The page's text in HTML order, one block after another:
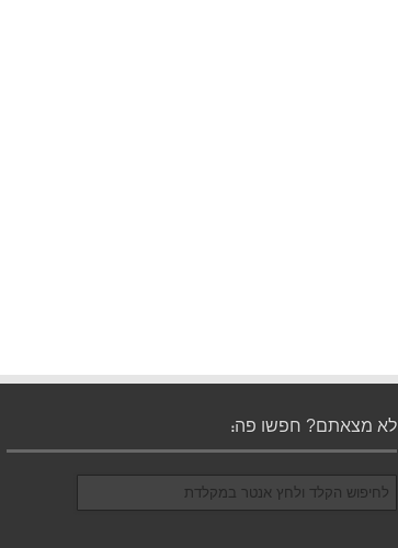
לא מצאתם? חפשו פה: